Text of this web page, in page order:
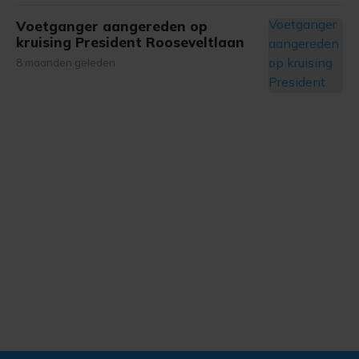
Voetganger aangereden op
kruising President Rooseveltlaan
8 maanden geleden